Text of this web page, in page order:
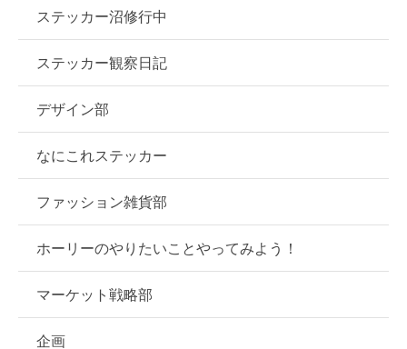
ステッカー沼修行中
ステッカー観察日記
デザイン部
なにこれステッカー
ファッション雑貨部
ホーリーのやりたいことやってみよう！
マーケット戦略部
企画